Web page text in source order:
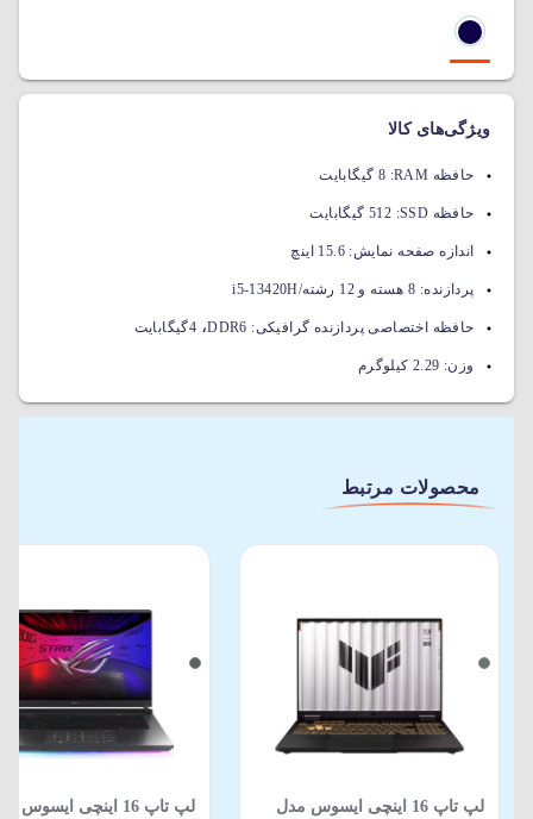
ویژگی‌های کالا
حافظه RAM: 8 گیگابایت
حافظه SSD: 512 گیگابایت
اندازه صفحه نمایش:15.6 اینچ
پردازنده: 8 هسته و 12 رشته/i5-13420H
حافظه اختصاصی پردازنده گرافیکی: DDR6، 4گیگابایت
وزن: 2.29 کیلوگرم
محصولات مرتبط
لپ تاپ 16 اینچی ایسوس مدل
لپ‌ تاپ 16 اینچی ایسوس